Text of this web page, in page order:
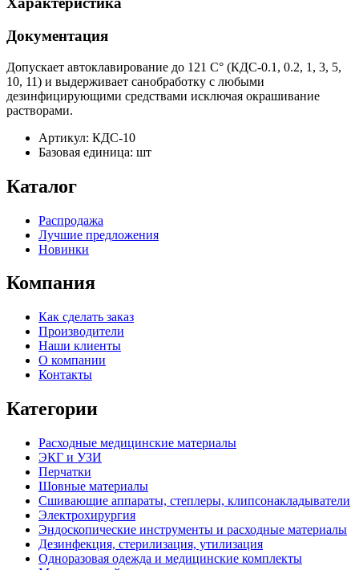
Документация
Допускает автоклавирование до 121 С° (КДС-0.1, 0.2, 1, 3, 5,
10, 11) и выдерживает санобработку с любыми
дезинфицирующими средствами исключая окрашивание
растворами.
Артикул: КДС-10
Базовая единица: шт
Каталог
Распродажа
Лучшие предложения
Новинки
Компания
Как сделать заказ
Производители
Наши клиенты
О компании
Контакты
Категории
Расходные медицинские материалы
ЭКГ и УЗИ
Перчатки
Шовные материалы
Сшивающие аппараты, степлеры, клипсонакладыватели
Электрохирургия
Эндоскопические инструменты и расходные материалы
Дезинфекция, стерилизация, утилизация
Одноразовая одежда и медицинские комплекты